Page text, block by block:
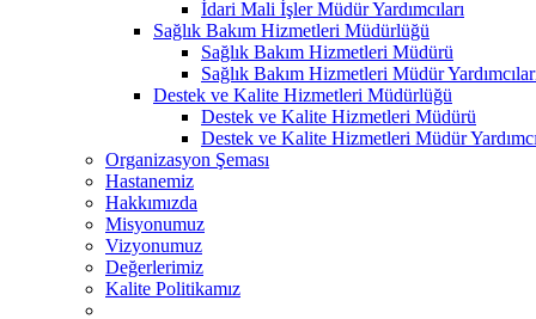
İdari Mali İşler Müdür Yardımcıları
Sağlık Bakım Hizmetleri Müdürlüğü
Sağlık Bakım Hizmetleri Müdürü
Sağlık Bakım Hizmetleri Müdür
Destek ve Kalite Hizmetleri Müdürlüğü
Destek ve Kalite Hizmetleri Müdürü
Destek ve Kalite Hizmetleri Müdür
Organizasyon Şeması
Hastanemiz
Hakkımızda
Misyonumuz
Vizyonumuz
Değerlerimiz
Kalite Politikamız